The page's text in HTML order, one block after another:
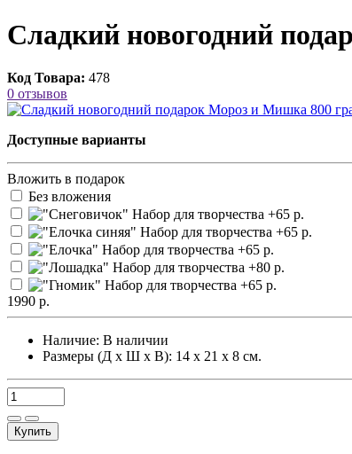
Сладкий новогодний
Код Товара: 478
0 отзывов
Доступные варианты
Вложить в подарок
Без вложения
1990 р.
Наличие: В наличии
Размеры (Д х Ш х В): 14 х 21 х 8 см.
Купить